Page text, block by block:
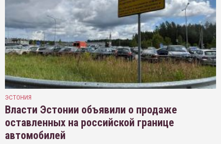
ЭСТОНИЯ
Власти Эстонии объявили о продаже
оставленных на российской границе
автомобилей